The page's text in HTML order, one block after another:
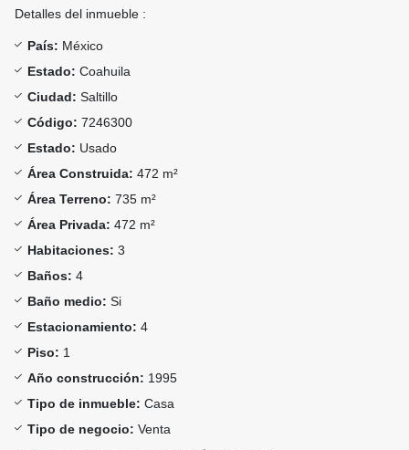
Detalles del inmueble :
País: México
Estado: Coahuila
Ciudad: Saltillo
Código: 7246300
Estado: Usado
Área Construida: 472 m²
Área Terreno: 735 m²
Área Privada: 472 m²
Habitaciones: 3
Baños: 4
Baño medio: Si
Estacionamiento: 4
Piso: 1
Año construcción: 1995
Tipo de inmueble: Casa
Tipo de negocio: Venta